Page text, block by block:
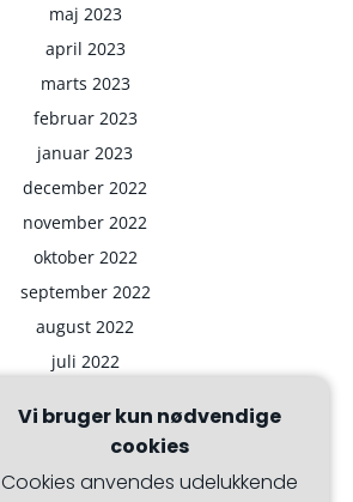
maj 2023
april 2023
marts 2023
februar 2023
januar 2023
december 2022
november 2022
oktober 2022
september 2022
august 2022
juli 2022
Vi bruger kun nødvendige
cookies
Cookies anvendes udelukkende